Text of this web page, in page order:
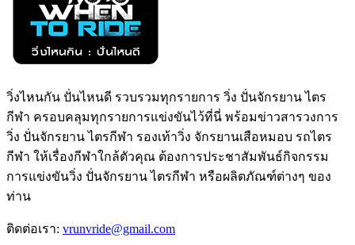
วิ่งไหนกัน ปั่นไหนดี รวบรวมทุกรายการ วิ่ง ปั่นจักรยาน ไตร
กีฬา ครอบคลุมทุกรายการแข่งขันไว้ที่นี่ พร้อมข่าวสารวงการ
วิ่ง ปั่นจักรยาน ไตรกีฬา รองเท้าวิ่ง จักรยานเสือหมอบ รถไตร
กีฬา ให้เรื่องกีฬาใกล้ตัวคุณ ต้องการประชาสัมพันธ์กิจกรรม
การแข่งขันวิ่ง ปั่นจักรยาน ไตรกีฬา หรือผลิตภัณฑ์ต่างๆ ของ
ท่าน
ติดต่อเรา: vrunvride@gmail.com